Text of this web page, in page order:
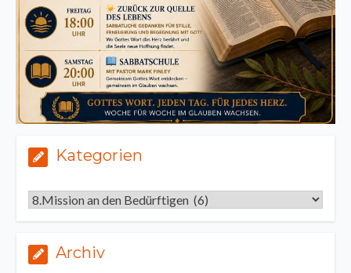
Kategorien
Kategorien
Archiv